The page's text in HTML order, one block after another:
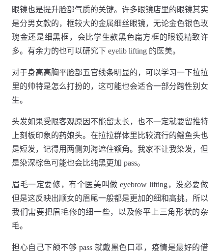
眼镜也是提升脸部气质的关键。许多眼镜店里的眼镜其实
是分男女款的，框较大的金属细丝眼镜，无论金色银色玫
瑰金还是细黑框，会比学生款黑色扁方框的眼镜精致许
多。有余力的也可以研究下 eyelib lifting 的医美。
对于身高高胸平脸部五官线条明显的，可以学习一下拉拉
里的帅特是怎么打扮的，这可能也会适合一部分跨性别女
生。
头发如果受限客观原因不能留太长，也不一定就要留推特
上刻板印象的药娘头。在拉拉群体里比较流行的鲻鱼头也
是短发，记得用两侧刘海遮住额角。我家不让我染发，但
是染深棕色可能也会比纯黑更加 pass。
眉毛一定要修，有个医美叫做 eyebrow lifting，没必要做
但是这反映出顺女的眉尾一般都是更加的细和高挑，所以
我们需要把眉毛修的细一些，以及修平上三角形状的杂
毛。
担心自己下颌不够 pass 就戴黑色口罩，疫情是最好的借